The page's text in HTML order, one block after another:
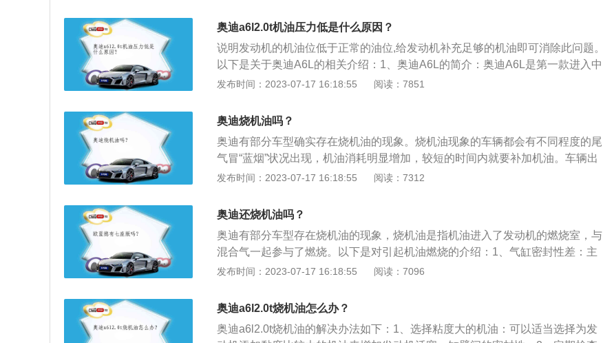
密封不良，机油在机油泵的作用下直接通过活塞环泄漏处窜入燃烧室燃烧，就有
了排气管冒蓝烟的现象。导致此种现象出现的原因也有几种，如：材料老化、积
碳卡住、缸套磨损过大等。
油时使用。注意型号：更换时要注意汽车机油的型号。汽车机油都有型号，机油
的型号越高就会越粘稠，而且汽车在出厂的时候都有固定型号，很多的汽车型号
机油都不一样。
奥迪a6l2.0t机油压力低是什么原因？
说明发动机的机油位低于正常的油位,给发动机补充足够的机油即可消除此问题。
以下是关于奥迪A6L的相关介绍：1、奥迪A6L的简介：奥迪A6L是第一款进入中
国市场的奥迪车型，前身1988年引入国内的代号C3的第三代奥迪100。2、奥迪A
更为接近。全新奥迪A6L采用钢铝复合式车身结构，包括车身覆盖件在内，大幅
使用铝质板材、铝质型材、铝质铸件以及热成型钢材；前悬塔顶、悬挂塔顶加强
杆、前后悬挂结构部件以及前后保险杠防撞梁等均采用了不同工艺的铝质部件，
使包括门、盖在内的车身重量减轻16公斤。
发布时间：2023-07-17 16:18:55 阅读：7851
奥迪烧机油吗？
奥迪有部分车型确实存在烧机油的现象。烧机油现象的车辆都会有不同程度的尾
气冒“蓝烟”状况出现，机油消耗明显增加，较短的时间内就要补加机油。车辆出
现烧机油会导致燃烧室的积碳增加、汽车的经济性、动力性下降、尾气排放超标
碳，导致活塞环被积碳卡住，活塞环无法刮油机油留在气缸；2、回油孔堵住，
机油无法正常回到曲轴箱；3、缸壁与活塞之间的磨损，间隙过大；4、气门油封
和曲轴油封的腐蚀老化，导致渗油。
发布时间：2023-07-17 16:18:55 阅读：7312
奥迪还烧机油吗？
奥迪有部分车型存在烧机油的现象，烧机油是指机油进入了发动机的燃烧室，与
混合气一起参与了燃烧。以下是对引起机油燃烧的介绍：1、气缸密封性差：主
要是活塞与气缸壁之间配合间隙过大，活塞环安装不当或密封性差，气缸壁进入
箱排气口堵塞，造成曲轴箱内压力过大，导致机油随曲轴箱气体进入气缸燃烧。
2、选择粘度较大的机油：对于一些旧车的机油燃烧现象比较正常，可以选择粘
度稍大一点的机油来增加活塞、气缸壁的密封。当然，最后的烧油方式是对汽车
发布时间：2023-07-17 16:18:55 阅读：7096
奥迪a6l2.0t烧机油怎么办？
奥迪a6l2.0t烧机油的解决办法如下：1、选择粘度大的机油：可以适当选择为发